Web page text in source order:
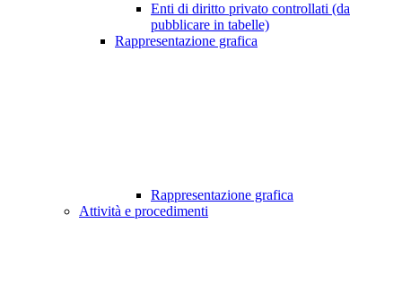
Enti di diritto privato controllati (da
pubblicare in tabelle)
Rappresentazione grafica
Rappresentazione grafica
Attività e procedimenti